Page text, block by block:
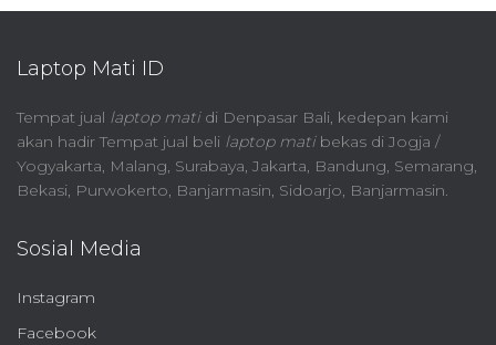
Laptop Mati ID
Tempat jual laptop matidi Denpasar Bali, kedepan kami
akan hadir Tempat jual beli laptop matibekas di Jogja /
Yogyakarta, Malang, Surabaya, Jakarta, Bandung, Semarang,
Bekasi, Purwokerto, Banjarmasin, Sidoarjo, Banjarmasin.
Sosial Media
Instagram
Facebook